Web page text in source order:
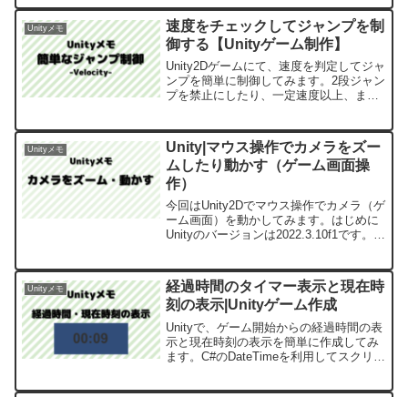
ルな仕組みで実装」をするPart1です。は
じめに「U...
Unityメモ
速度をチェックしてジャンプを制
御する【Unityゲーム制作】
Unity2Dゲームにて、速度を判定してジャ
ンプを簡単に制御してみます。2段ジャン
プを禁止にしたり、一定速度以上、また
Unityメモ
Unity|マウス操作でカメラをズー
ムしたり動かす（ゲーム画面操
作）
今回はUnity2Dでマウス操作でカメラ（ゲ
ーム画面）を動かしてみます。はじめに
Unityのバージョンは2022.3.10f1です。キ
ずは簡単な画面を用意。これは何でも...
Unityメモ
経過時間のタイマー表示と現在時
刻の表示|Unityゲーム作成
Unityで、ゲーム開始からの経過時間の表
示と現在時刻の表示を簡単に作成してみ
ます。C#のDateTimeを利用してスクリプ